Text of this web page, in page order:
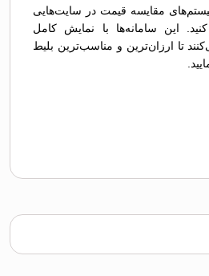
مقایسه قیمت در سایت‌هایی
این سامانه‌ها با نمایش کامل
تا ارزان‌ترین و مناسب‌ترین بلیط